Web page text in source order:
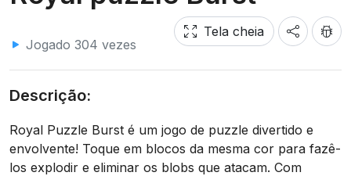
Jogado 304 vezes
Tela cheia
Descrição:
Royal Puzzle Burst é um jogo de puzzle divertido e
envolvente! Toque em blocos da mesma cor para fazê-
los explodir e eliminar os blobs que atacam. Com